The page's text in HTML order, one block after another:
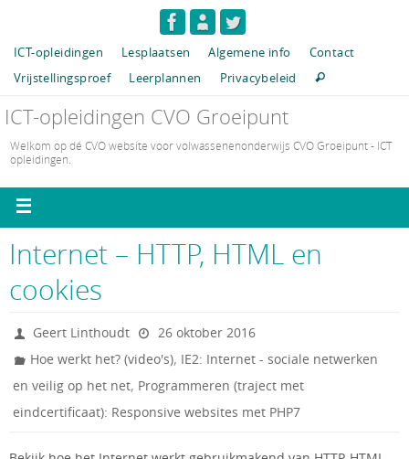
ICT-opleidingen Lesplaatsen Algemene info
Contact
Vrijstellingsproef
Leerplannen Privacybeleid
ICT-opleidingen CVO Groeipunt
Welkom op dé CVO website voor volwassenenonderwijs CVO Groeipunt - ICT
opleidingen.
Internet – HTTP, HTML en
cookies
Geert Linthoudt
26 oktober 2016
Hoe werkt het? (video's), IE2: Internet - sociale netwerken
en veilig op het net, Programmeren (traject met
eindcertificaat): Responsive websites met PHP7